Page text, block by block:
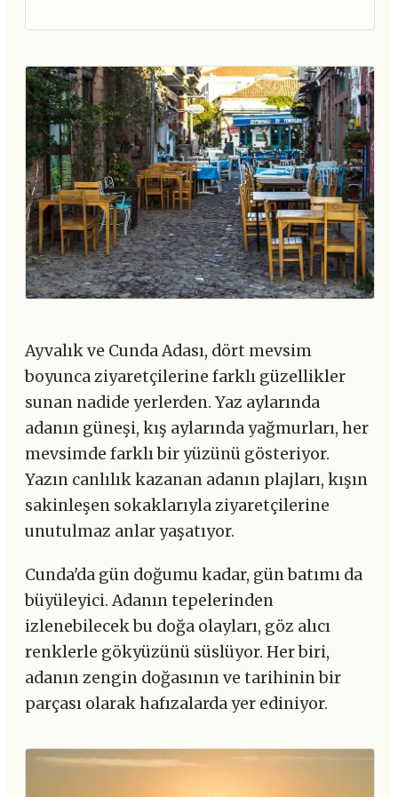
Ayvalık ve Cunda Adası, dört mevsim
boyunca ziyaretçilerine farklı güzellikler
sunan nadide yerlerden. Yaz aylarında
adanın güneşi, kış aylarında yağmurları, her
mevsimde farklı bir yüzünü gösteriyor.
Yazın canlılık kazanan adanın plajları, kışın
sakinleşen sokaklarıyla ziyaretçilerine
unutulmaz anlar yaşatıyor.
Cunda'da gün doğumu kadar, gün batımı da
büyüleyici. Adanın tepelerinden
izlenebilecek bu doğa olayları, göz alıcı
renklerle gökyüzünü süslüyor. Her biri,
adanın zengin doğasının ve tarihinin bir
parçası olarak hafızalarda yer ediniyor.